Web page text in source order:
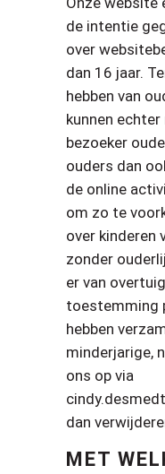
de intentie
over
dan 16 jaar.
hebben van
kunnen
bezoeker
ouders dan
de online
om zo te
over kinderen
zonder
er van
toestemming
hebben
minderjarige,
ons op via
dan
MET